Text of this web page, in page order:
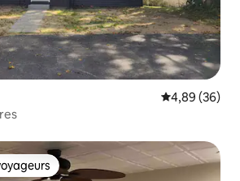
Évaluation
4,89 (36)
les plus appréciés